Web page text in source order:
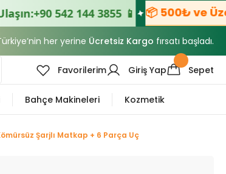
144 3855 📱 📦 500₺ ve Üzeri
her yerine Ücretsiz Kargo fırsatı başladı.
Favorilerim Giriş Yap Sepet
Bahçe Makineleri Kozmetik
Şarjlı Matkap + 6 Parça Uç